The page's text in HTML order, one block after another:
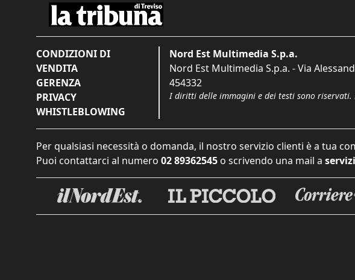
CONDIZIONI DI
VENDITA
GERENZA
PRIVACY
WHISTLEBLOWING
Nord Est Multimedia S.p.a.
Nord Est Multimedia S.p.a. - Via
454332
I diritti delle immagini e dei testi sono riservati.
Per qualsiasi necessità o domanda, il nostro servizio clienti è a tua
Puoi contattarci al numero 02 89362545 o scrivendo una mail a